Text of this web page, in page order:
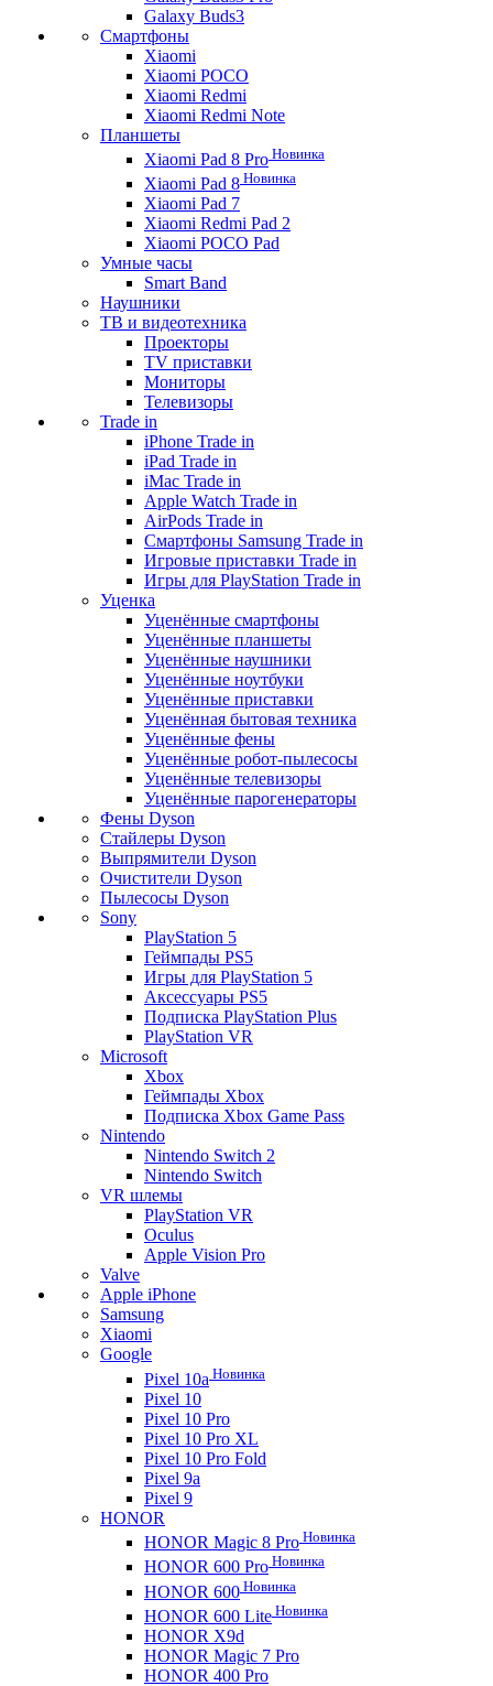
Galaxy Buds3
Смартфоны
Xiaomi
Xiaomi POCO
Xiaomi Redmi
Xiaomi Redmi Note
Планшеты
Xiaomi Pad 8 Pro Новинка
Xiaomi Pad 8 Новинка
Xiaomi Pad 7
Xiaomi Redmi Pad 2
Xiaomi POCO Pad
Умные часы
Smart Band
Наушники
ТВ и видеотехника
Проекторы
TV приставки
Мониторы
Телевизоры
Trade in
iPhone Trade in
iPad Trade in
iMac Trade in
Apple Watch Trade in
AirPods Trade in
Смартфоны Samsung Trade in
Игровые приставки Trade in
Игры для PlayStation Trade in
Уценка
Уценённые смартфоны
Уценённые планшеты
Уценённые наушники
Уценённые ноутбуки
Уценённые приставки
Уценённая бытовая техника
Уценённые фены
Уценённые робот-пылесосы
Уценённые телевизоры
Уценённые парогенераторы
Фены Dyson
Стайлеры Dyson
Выпрямители Dyson
Очистители Dyson
Пылесосы Dyson
Sony
PlayStation 5
Геймпады PS5
Игры для PlayStation 5
Аксессуары PS5
Подписка PlayStation Plus
PlayStation VR
Microsoft
Xbox
Геймпады Xbox
Подписка Xbox Game Pass
Nintendo
Nintendo Switch 2
Nintendo Switch
VR шлемы
PlayStation VR
Oculus
Apple Vision Pro
Valve
Apple iPhone
Samsung
Xiaomi
Google
Pixel 10a Новинка
Pixel 10
Pixel 10 Pro
Pixel 10 Pro XL
Pixel 10 Pro Fold
Pixel 9a
Pixel 9
HONOR
HONOR Magic 8 Pro Новинка
HONOR 600 Pro Новинка
HONOR 600 Новинка
HONOR 600 Lite Новинка
HONOR X9d
HONOR Magic 7 Pro
HONOR 400 Pro